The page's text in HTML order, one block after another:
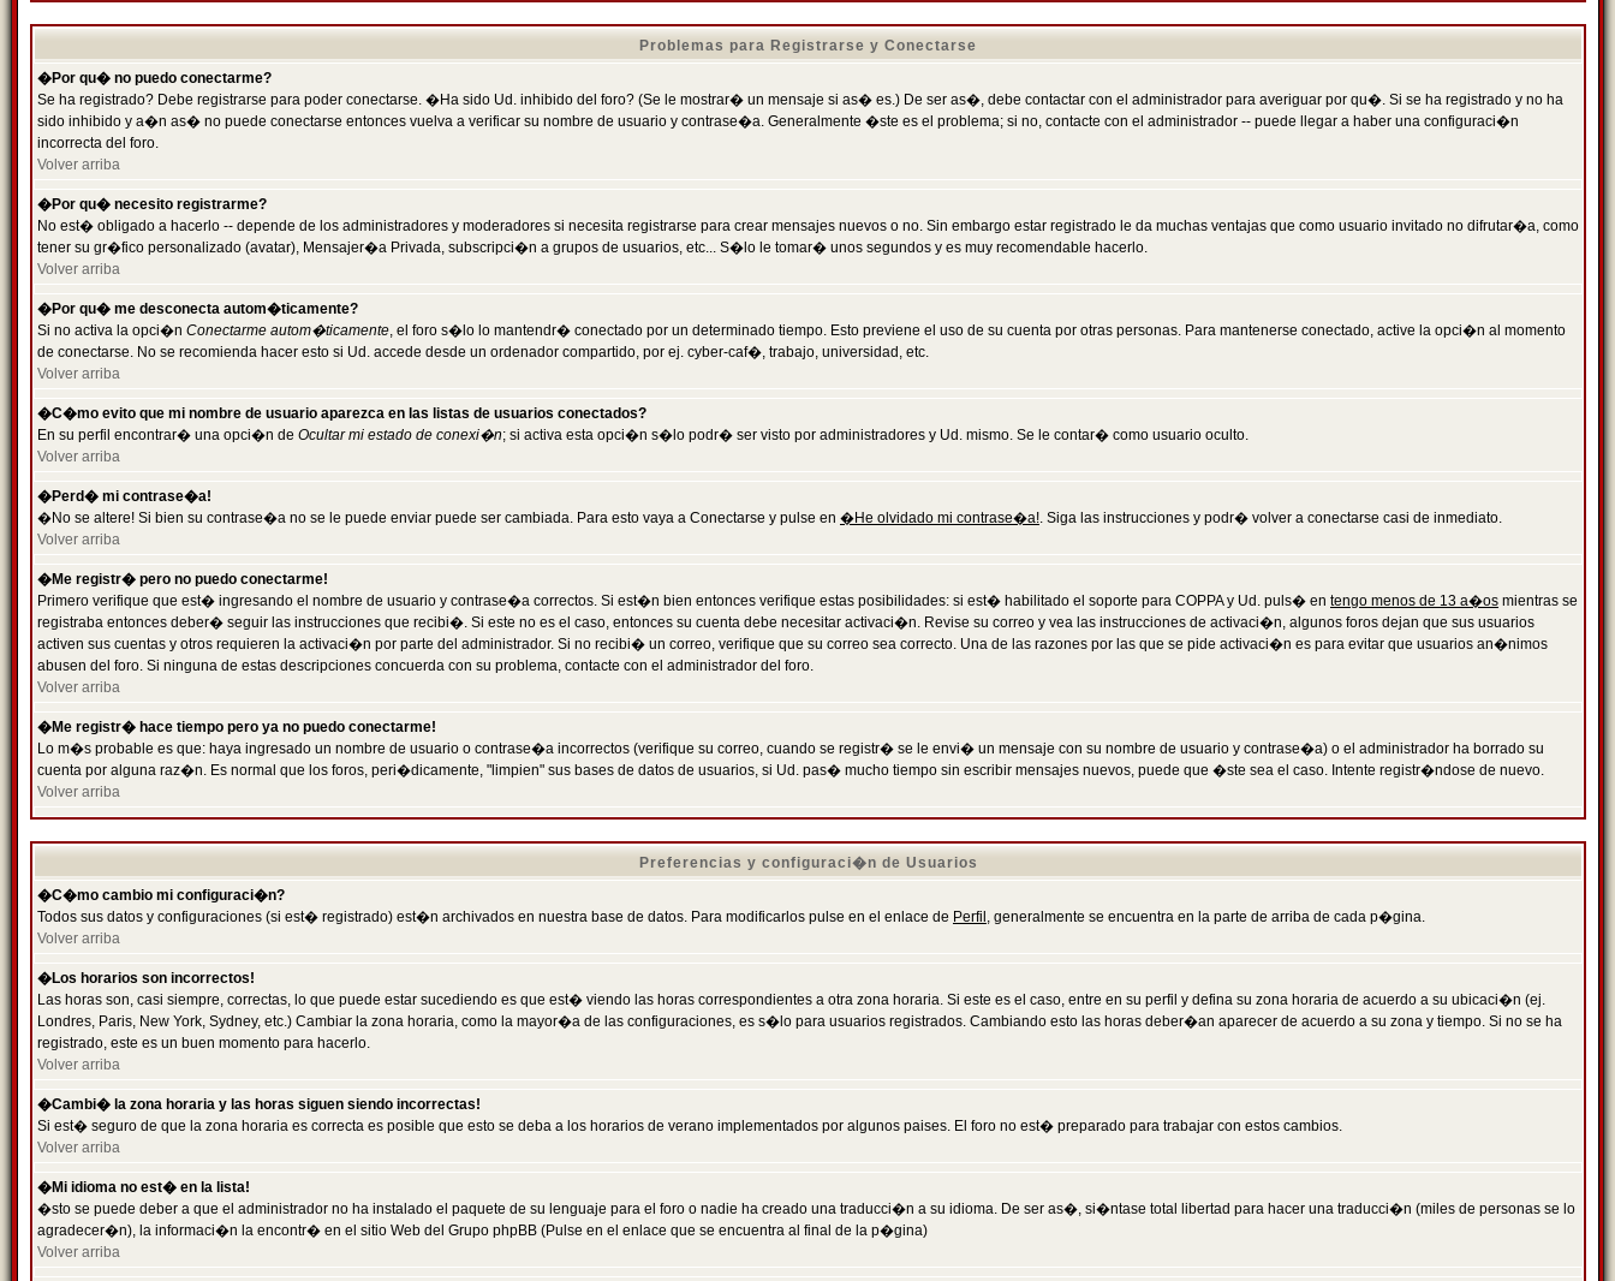
Problemas para Registrarse y Conectarse
�Por qu� no puedo conectarme?
Se ha registrado? Debe registrarse para poder conectarse. �Ha sido Ud. inhibido del foro? (Se le mostrar� un mensaje si as� es.) De ser as�, debe contactar con el administrador para averiguar por qu�. Si se ha registrado y no ha
sido inhibido y a�n as� no puede conectarse entonces vuelva a verificar su nombre de usuario y contrase�a. Generalmente �ste es el problema; si no, contacte con el administrador -- puede llegar a haber una configuraci�n
incorrecta del foro.
Volver arriba
�Por qu� necesito registrarme?
No est� obligado a hacerlo -- depende de los administradores y moderadores si necesita registrarse para crear mensajes nuevos o no. Sin embargo estar registrado le da muchas ventajas que como usuario invitado no difrutar�a, como
tener su gr�fico personalizado (avatar), Mensajer�a Privada, subscripci�n a grupos de usuarios, etc... S�lo le tomar� unos segundos y es muy recomendable hacerlo.
Volver arriba
�Por qu� me desconecta autom�ticamente?
Si no activa la opci�n Conectarme autom�ticamente, el foro s�lo lo mantendr� conectado por un determinado tiempo. Esto previene el uso de su cuenta por otras personas. Para mantenerse conectado, active la opci�n al momento
de conectarse. No se recomienda hacer esto si Ud. accede desde un ordenador compartido, por ej. cyber-caf�, trabajo, universidad, etc.
Volver arriba
�C�mo evito que mi nombre de usuario aparezca en las listas de usuarios conectados?
En su perfil encontrar� una opci�n de Ocultar mi estado de conexi�n; si activa esta opci�n s�lo podr� ser visto por administradores y Ud. mismo. Se le contar� como usuario oculto.
Volver arriba
�Perd� mi contrase�a!
�No se altere! Si bien su contrase�a no se le puede enviar puede ser cambiada. Para esto vaya a Conectarse y pulse en �He olvidado mi contrase�a!. Siga las instrucciones y podr� volver a conectarse casi de inmediato.
Volver arriba
�Me registr� pero no puedo conectarme!
Primero verifique que est� ingresando el nombre de usuario y contrase�a correctos. Si est�n bien entonces verifique estas posibilidades: si est� habilitado el soporte para COPPA y Ud. puls� en tengo menos de 13 a�os mientras se
registraba entonces deber� seguir las instrucciones que recibi�. Si este no es el caso, entonces su cuenta debe necesitar activaci�n. Revise su correo y vea las instrucciones de activaci�n, algunos foros dejan que sus usuarios
activen sus cuentas y otros requieren la activaci�n por parte del administrador. Si no recibi� un correo, verifique que su correo sea correcto. Una de las razones por las que se pide activaci�n es para evitar que usuarios an�nimos
abusen del foro. Si ninguna de estas descripciones concuerda con su problema, contacte con el administrador del foro.
Volver arriba
�Me registr� hace tiempo pero ya no puedo conectarme!
Lo m�s probable es que: haya ingresado un nombre de usuario o contrase�a incorrectos (verifique su correo, cuando se registr� se le envi� un mensaje con su nombre de usuario y contrase�a) o el administrador ha borrado su
cuenta por alguna raz�n. Es normal que los foros, peri�dicamente, "limpien" sus bases de datos de usuarios, si Ud. pas� mucho tiempo sin escribir mensajes nuevos, puede que �ste sea el caso. Intente registr�ndose de nuevo.
Volver arriba
Preferencias y configuraci�n de Usuarios
�C�mo cambio mi configuraci�n?
Todos sus datos y configuraciones (si est� registrado) est�n archivados en nuestra base de datos. Para modificarlos pulse en el enlace de Perfil , generalmente se encuentra en la parte de arriba de cada p�gina.
Volver arriba
�Los horarios son incorrectos!
Las horas son, casi siempre, correctas, lo que puede estar sucediendo es que est� viendo las horas correspondientes a otra zona horaria. Si este es el caso, entre en su perfil y defina su zona horaria de acuerdo a su ubicaci�n (ej.
Londres, Paris, New York, Sydney, etc.) Cambiar la zona horaria, como la mayor�a de las configuraciones, es s�lo para usuarios registrados. Cambiando esto las horas deber�an aparecer de acuerdo a su zona y tiempo. Si no se ha
registrado, este es un buen momento para hacerlo.
Volver arriba
�Cambi� la zona horaria y las horas siguen siendo incorrectas!
Si est� seguro de que la zona horaria es correcta es posible que esto se deba a los horarios de verano implementados por algunos paises. El foro no est� preparado para trabajar con estos cambios.
Volver arriba
�Mi idioma no est� en la lista!
�sto se puede deber a que el administrador no ha instalado el paquete de su lenguaje para el foro o nadie ha creado una traducci�n a su idioma. De ser as�, si�ntase total libertad para hacer una traducci�n (miles de personas se lo
agradecer�n), la informaci�n la encontr� en el sitio Web del Grupo phpBB (Pulse en el enlace que se encuentra al final de la p�gina)
Volver arriba